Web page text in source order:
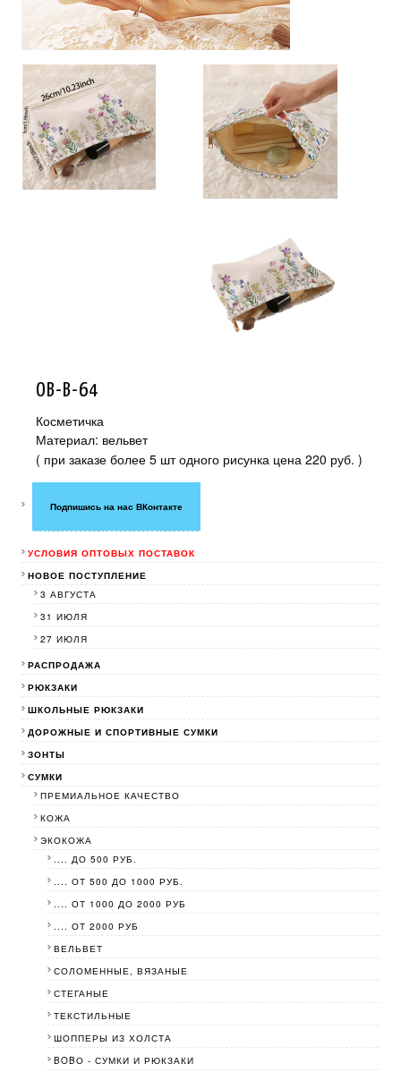
OB-B-64
Косметичка
Материал: вельвет
( при заказе более 5 шт одного рисунка цена 220 руб. )
Подпишись на нас ВКонтакте
УСЛОВИЯ ОПТОВЫХ ПОСТАВОК
НОВОЕ ПОСТУПЛЕНИЕ
3 АВГУСТА
31 ИЮЛЯ
27 ИЮЛЯ
РАСПРОДАЖА
РЮКЗАКИ
ШКОЛЬНЫЕ РЮКЗАКИ
ДОРОЖНЫЕ И СПОРТИВНЫЕ СУМКИ
ЗОНТЫ
СУМКИ
ПРЕМИАЛЬНОЕ КАЧЕСТВО
КОЖА
ЭКОКОЖА
.... ДО 500 РУБ.
.... ОТ 500 ДО 1000 РУБ.
.... ОТ 1000 ДО 2000 РУБ
.... ОТ 2000 РУБ
ВЕЛЬВЕТ
СОЛОМЕННЫЕ, ВЯЗАНЫЕ
СТЕГАНЫЕ
ТЕКСТИЛЬНЫЕ
ШОППЕРЫ ИЗ ХОЛСТА
BOBО - СУМКИ И РЮКЗАКИ